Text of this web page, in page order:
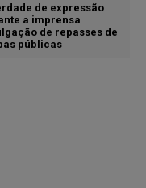
de expressão
a imprensa
de repasses de
públicas